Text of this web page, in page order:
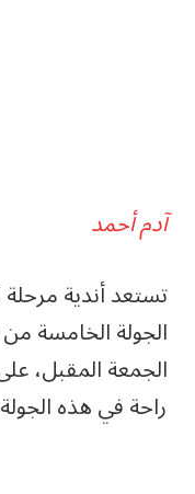
آدم أحمد
تستعد أندية
الجولة الخامسة
الجمعة المقبل،
راحة في هذه